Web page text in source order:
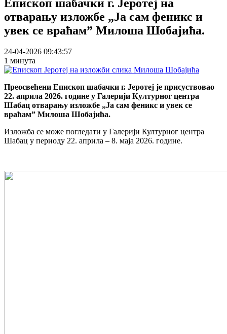
Епископ шабачки г. Јеротеј на
отварању изложбе „Ја сам феникс и
увек се враћам” Милоша Шобајића.
24-04-2026 09:43:57
1 минута
Преосвећени Епископ шабачки г. Јеротеј је присуствовао
22. априла 2026. године у Галерији Културног центра
Шабац отварању изложбе „Ја сам феникс и увек се
враћам” Милоша Шобајића.
Изложба се може погледати у Галерији Културног центра
Шабац у периоду 22. априла – 8. маја 2026. године.